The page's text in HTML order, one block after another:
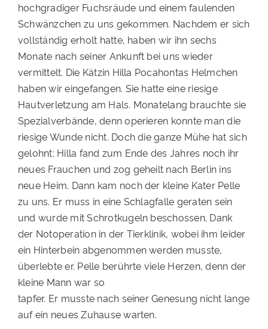
hochgradiger Fuchsräude und einem faulenden
Schwänzchen zu uns gekommen. Nachdem er sich
vollständig erholt hatte, haben wir ihn sechs
Monate nach seiner Ankunft bei uns wieder
vermittelt. Die Kätzin Hilla Pocahontas Helmchen
haben wir eingefangen. Sie hatte eine riesige
Hautverletzung am Hals. Monatelang brauchte sie
Spezialverbände, denn operieren konnte man die
riesige Wunde nicht. Doch die ganze Mühe hat sich
gelohnt: Hilla fand zum Ende des Jahres noch ihr
neues Frauchen und zog geheilt nach Berlin ins
neue Heim. Dann kam noch der kleine Kater Pelle
zu uns. Er muss in eine Schlagfalle geraten sein
und wurde mit Schrotkugeln beschossen. Dank
der Notoperation in der Tierklinik, wobei ihm leider
ein Hinterbein abgenommen werden musste,
überlebte er. Pelle berührte viele Herzen, denn der
kleine Mann war so
tapfer. Er musste nach seiner Genesung nicht lange
auf ein neues Zuhause warten.